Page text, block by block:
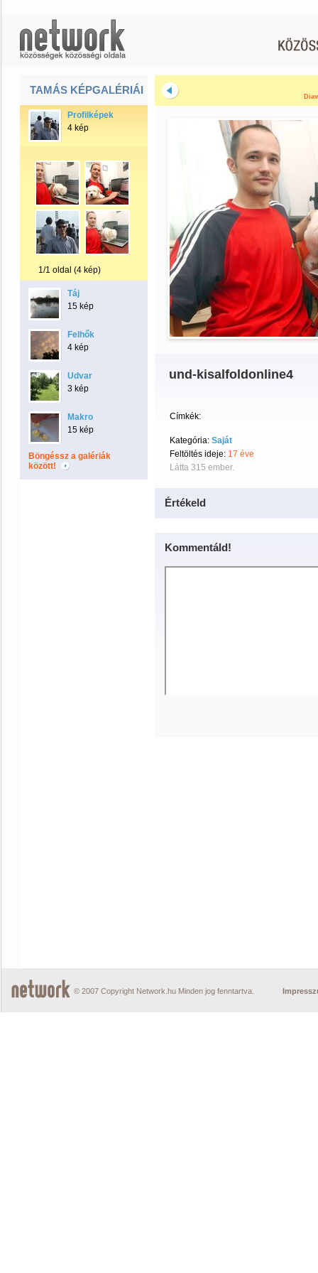
TAMÁS KÉPGALÉRIÁI
Profilképek
4 kép
1/1 oldal (4 kép)
Táj
15 kép
Felhők
4 kép
Udvar
3 kép
Makro
15 kép
Böngéssz a galériák
között!
und-kisalfoldonline4
Címkék:
Kategória: Saját
Feltöltés ideje: 17 éve
Látta 315 ember.
Értékeld
Kommentáld!
© 2007 Copyright Network.hu Minden jog fenntartva.